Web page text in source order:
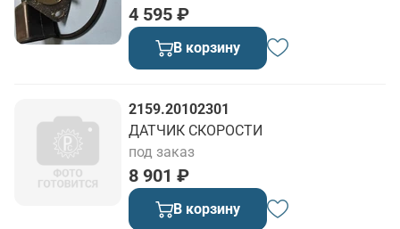
4 595 ₽
В корзину
2159.20102301
ДАТЧИК СКОРОСТИ
8 901 ₽
под заказ
В корзину